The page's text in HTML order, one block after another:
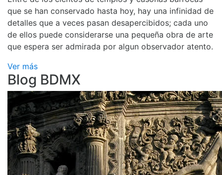
que se han conservado hasta hoy, hay una infinidad de
detalles que a veces pasan desapercibidos; cada uno
de ellos puede considerarse una pequeña obra de arte
que espera ser admirada por algun observador atento.
Ver más
Blog BDMX